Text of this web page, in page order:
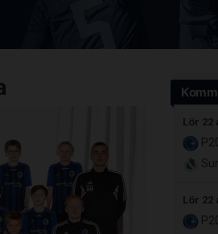
Lör 22
Lör 22